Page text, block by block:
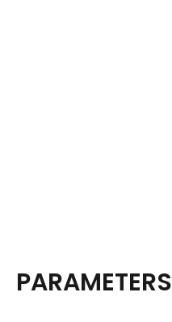
PARAMETERS